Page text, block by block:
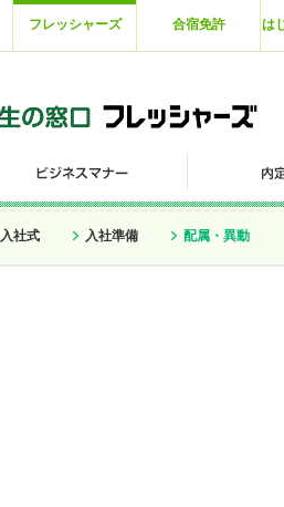
フレッシャーズ 合宿免許 は
入社式 入社準備 配属・異動